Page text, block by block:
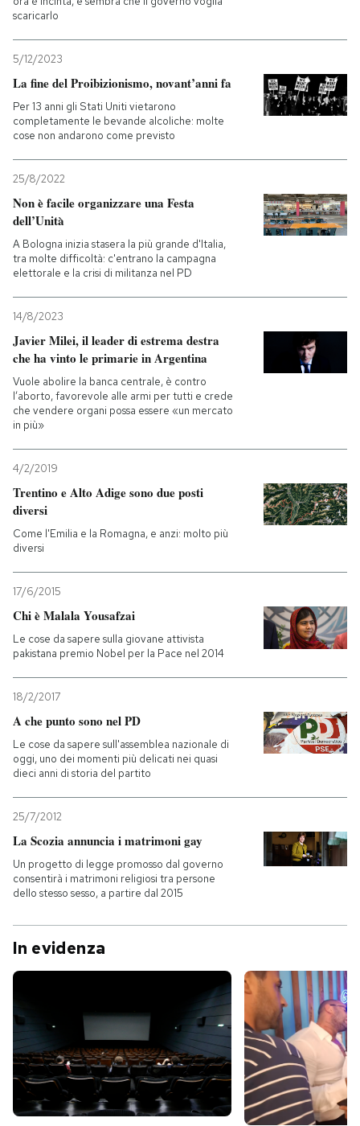
scaricarlo
5/12/2023
La fine del Proibizionismo, novant’anni fa
Per 13 anni gli Stati Uniti vietarono
completamente le bevande alcoliche: molte
cose non andarono come previsto
25/8/2022
Non è facile organizzare una Festa
dell’Unità
A Bologna inizia stasera la più grande d'Italia,
tra molte difficoltà: c'entrano la campagna
elettorale e la crisi di militanza nel PD
14/8/2023
Javier Milei, il leader di estrema destra
che ha vinto le primarie in Argentina
Vuole abolire la banca centrale, è contro
l’aborto, favorevole alle armi per tutti e crede
che vendere organi possa essere «un mercato
in più»
4/2/2019
Trentino e Alto Adige sono due posti
diversi
Come l'Emilia e la Romagna, e anzi: molto più
diversi
17/6/2015
Chi è Malala Yousafzai
Le cose da sapere sulla giovane attivista
pakistana premio Nobel per la Pace nel 2014
18/2/2017
A che punto sono nel PD
Le cose da sapere sull'assemblea nazionale di
oggi, uno dei momenti più delicati nei quasi
dieci anni di storia del partito
25/7/2012
La Scozia annuncia i matrimoni gay
Un progetto di legge promosso dal governo
consentirà i matrimoni religiosi tra persone
dello stesso sesso, a partire dal 2015
In evidenza